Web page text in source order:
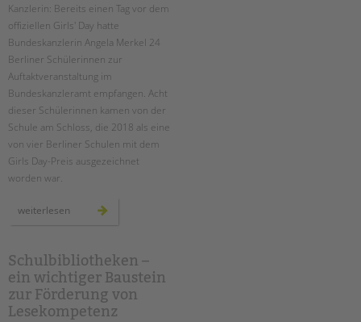
Kanzlerin: Bereits einen Tag vor dem
offiziellen Girls' Day hatte
Bundeskanzlerin Angela Merkel 24
Berliner Schülerinnen zur
Auftaktveranstaltung im
Bundeskanzleramt empfangen. Acht
dieser Schülerinnen kamen von der
Schule am Schloss, die 2018 als eine
von vier Berliner Schulen mit dem
Girls Day-Preis ausgezeichnet
worden war.
weiterlesen
bei
der
kanzlerin
Schulbibliotheken –
ein wichtiger Baustein
zur Förderung von
Lesekompetenz